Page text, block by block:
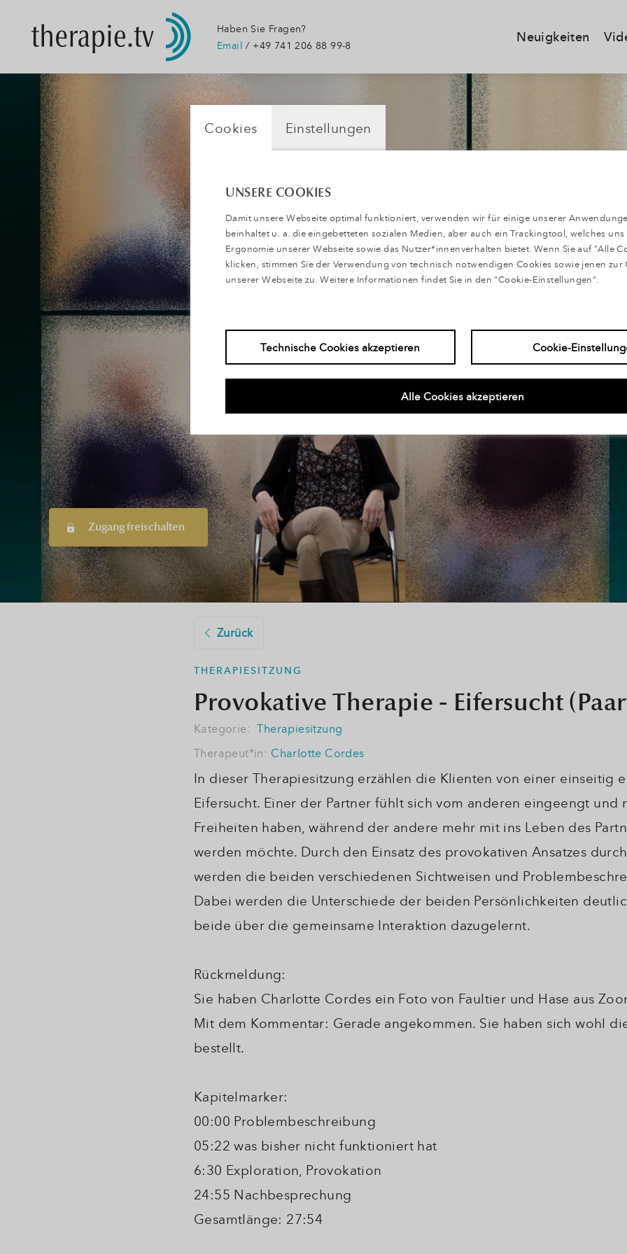
Haben Sie Fragen?
Email / +49 741 206 88 99-8 Neuigkeiten
Zugang freischalten
Zurück
THERAPIESITZUNG
Provokative Therapie - Eifersucht
Kategorie: Therapiesitzung
Therapeut*in: Charlotte Cordes
In dieser Therapiesitzung erzählen die Klienten von einer einseitig
Eifersucht. Einer der Partner fühlt sich vom anderen eingeengt und
Freiheiten haben, während der andere mehr mit ins Leben des
werden möchte. Durch den Einsatz des provokativen Ansatzes
werden die beiden verschiedenen Sichtweisen und
Dabei werden die Unterschiede der beiden Persönlichkeiten
beide über die gemeinsame Interaktion dazugelernt.
Rückmeldung:
Sie haben Charlotte Cordes ein Foto von Faultier und Hase aus
Mit dem Kommentar: Gerade angekommen. Sie haben sich wohl
bestellt.
Kapitelmarker:
00:00 Problembeschreibung
05:22 was bisher nicht funktioniert hat
6:30 Exploration, Provokation
24:55 Nachbesprechung
Gesamtlänge: 27:54
Cookies Einstellungen
UNSERE COOKIES
Damit unsere Webseite optimal funktioniert, verwenden wir für einige unserer
beinhaltet u. a. die eingebetteten sozialen Medien, aber auch ein Trackingtool, welches
Ergonomie unserer Webseite sowie das Nutzer*innenverhalten bietet. Wenn Sie auf "Alle
klicken, stimmen Sie der Verwendung von technisch notwendigen Cookies sowie jenen
unserer Webseite zu. Weitere Informationen findet Sie in den "Cookie-Einstellungen".
Technische Cookies akzeptieren Cookie-
Alle Cookies akzeptieren